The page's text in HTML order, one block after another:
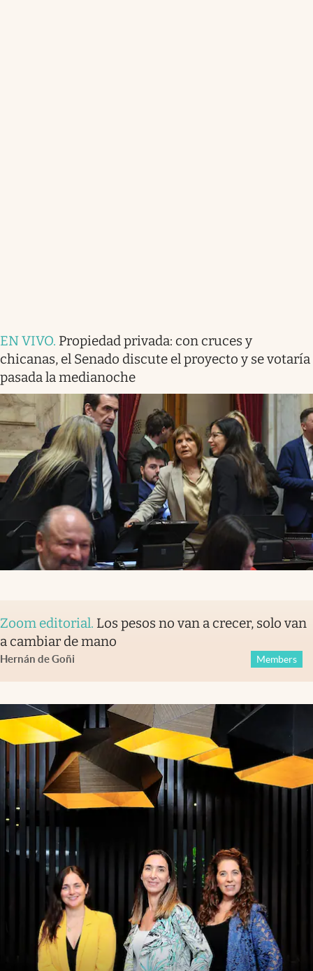
EN VIVO. Propiedad privada: con cruces y
chicanas, el Senado discute el proyecto y se votaría
pasada la medianoche
Zoom editorial. Los pesos no van a crecer, solo van
a cambiar de mano
Hernán de Goñi Members